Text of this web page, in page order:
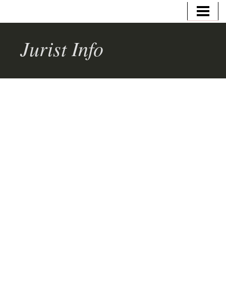
JURIST/ADVOKAT
Jurist Info